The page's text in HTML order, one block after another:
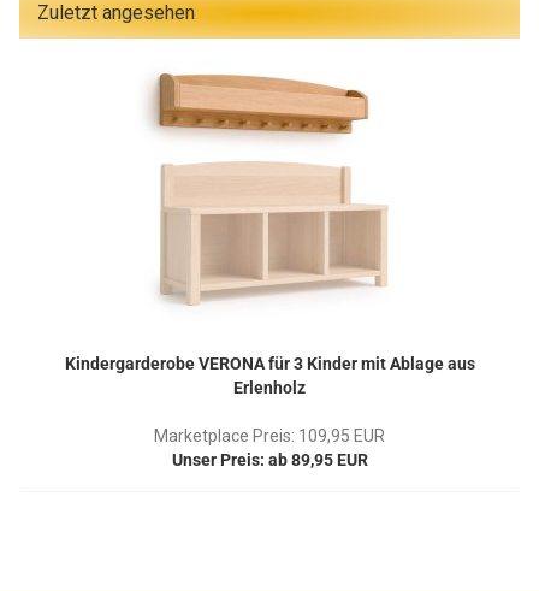
Zuletzt angesehen
Kindergarderobe VERONA für 3 Kinder mit Ablage aus
Erlenholz
Marketplace Preis: 109,95 EUR
Unser Preis: ab 89,95 EUR